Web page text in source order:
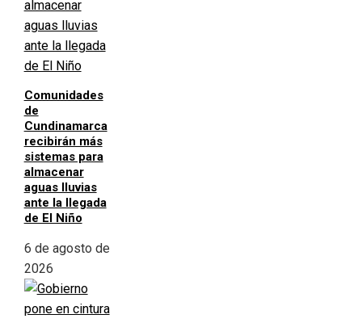
Comunidades
de
Cundinamarca
recibirán más
sistemas para
almacenar
aguas lluvias
ante la llegada
de El Niño
6 de agosto de
2026